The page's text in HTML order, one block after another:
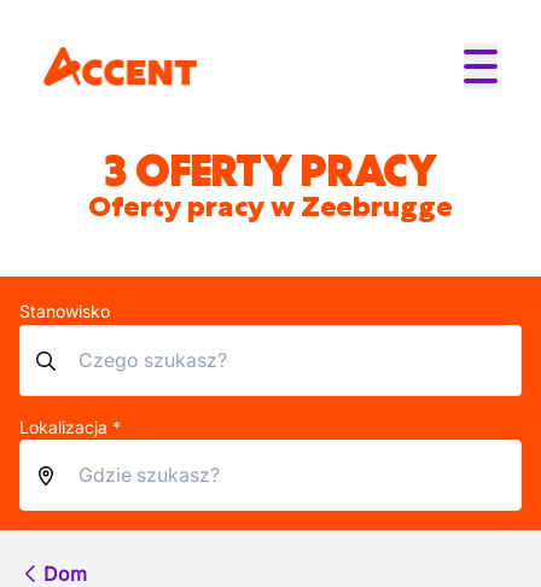
3 OFERTY PRACY
Oferty pracy w Zeebrugge
Stanowisko
Lokalizacja *
Dom